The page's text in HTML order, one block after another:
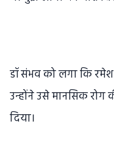
डॉ संभव को लगा कि
उन्होंने उसे मानसिक
दिया।